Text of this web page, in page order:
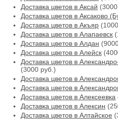
Доставка цветов в Аксай
Доставка цветов в Аксаково
Доставка цветов в Акъяр
Доставка цветов в Алапаевск
Доставка цветов в Алдан
Доставка цветов в Алейск
Доставка цветов в
(3000 руб.)
Доставка цветов в
Доставка цветов в
Доставка цветов в Алексеевка
Доставка цветов в Алексин
Доставка цветов в Алтайское